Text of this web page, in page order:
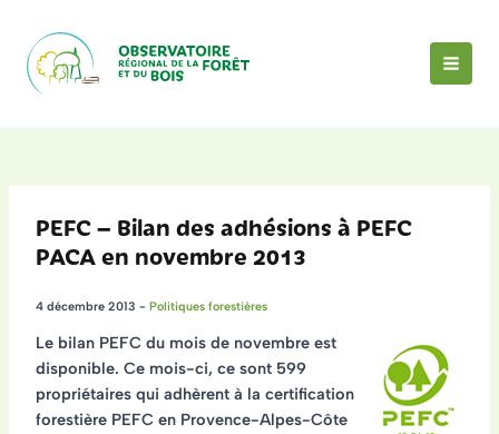
contenu
PEFC – Bilan des adhésions à PEFC
PACA en novembre 2013
4 décembre 2013 - Politiques forestières
Le bilan PEFC du mois de novembre est
disponible. Ce mois-ci, ce sont 599
propriétaires qui adhèrent à la certification
forestière PEFC en Provence-Alpes-Côte